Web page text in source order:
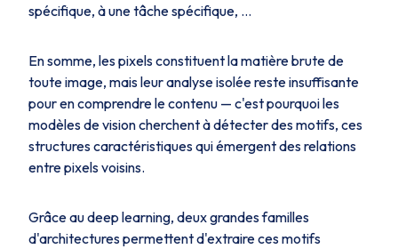
spécifique, à une tâche spécifique, …
En somme, les pixels constituent la matière brute de
toute image, mais leur analyse isolée reste insuffisante
pour en comprendre le contenu — c'est pourquoi les
modèles de vision cherchent à détecter des motifs, ces
structures caractéristiques qui émergent des relations
entre pixels voisins.
Grâce au deep learning, deux grandes familles
d'architectures permettent d'extraire ces motifs